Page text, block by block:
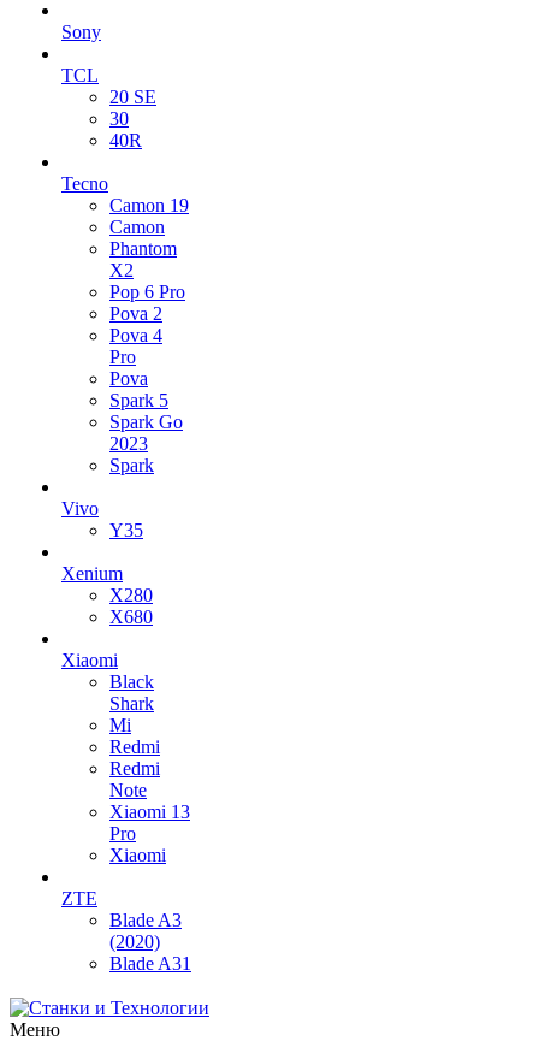
Sony
TCL
20 SE
30
40R
Tecno
Camon 19
Camon
Phantom
X2
Pop 6 Pro
Pova 2
Pova 4
Pro
Pova
Spark 5
Spark Go
2023
Spark
Vivo
Y35
Xenium
X280
X680
Xiaomi
Black
Shark
Mi
Redmi
Redmi
Note
Xiaomi 13
Pro
Xiaomi
ZTE
Blade A3
(2020)
Blade A31
Меню